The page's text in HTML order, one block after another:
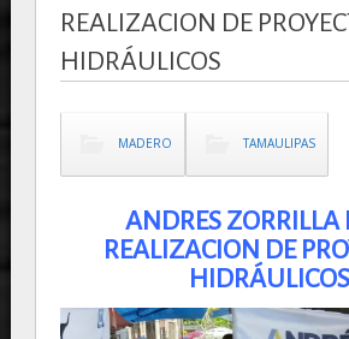
REALIZACION DE
HIDRÁULICOS
MADERO TAMAULIPAS
ANDRES ZORRILLA
REALIZACION DE
HIDRÁULICOS